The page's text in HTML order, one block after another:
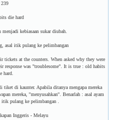
239
die hard
kebiasaan sukar diubah.
asal itik pulang ke pelimbangan
at the counters. When asked why they were
response was "troublesome". It is true : old habits
hard.
tiket di kaunter. Apabila ditanya mengapa mereka
mereka, ''menyusahkan''. Benarlah : asal ayam
pulang ke pelimbangan .
Inggeris - Melayu